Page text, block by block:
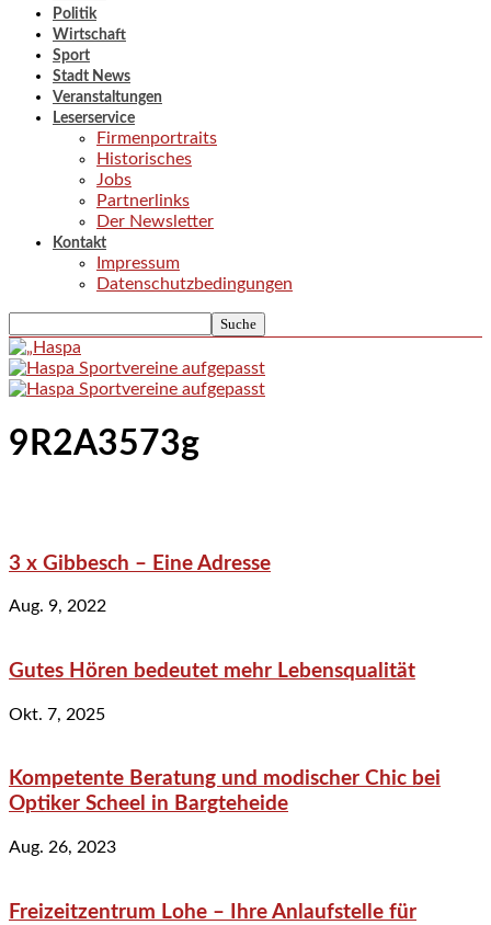
Politik
Wirtschaft
Sport
Stadt News
Veranstaltungen
Leserservice
Firmenportraits
Historisches
Jobs
Partnerlinks
Der Newsletter
Kontakt
Impressum
Datenschutzbedingungen
9R2A3573g
3 x Gibbesch – Eine Adresse
Aug. 9, 2022
Gutes Hören bedeutet mehr Lebensqualität
Okt. 7, 2025
Kompetente Beratung und modischer Chic bei
Optiker Scheel in Bargteheide
Aug. 26, 2023
Freizeitzentrum Lohe – Ihre Anlaufstelle für